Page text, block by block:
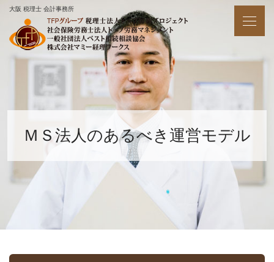
大阪 税理士 会計事務所
ＭＳ法人のあるべき運営モデル